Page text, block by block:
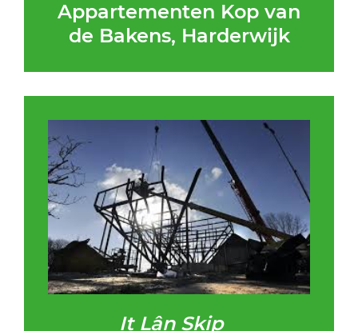
Appartementen Kop van
de Bakens, Harderwijk
It Lân Skip